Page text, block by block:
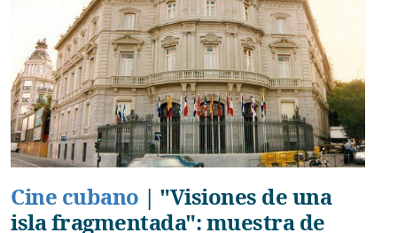
Cine cubano | "Visiones de una
isla fragmentada": muestra de